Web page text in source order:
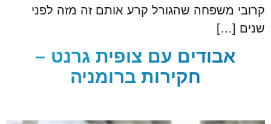
קרובי משפחה שהגורל קרע אותם זה מזה לפני
שנים […]
אבודים עם צופית גרנט –
חקירות ברומניה